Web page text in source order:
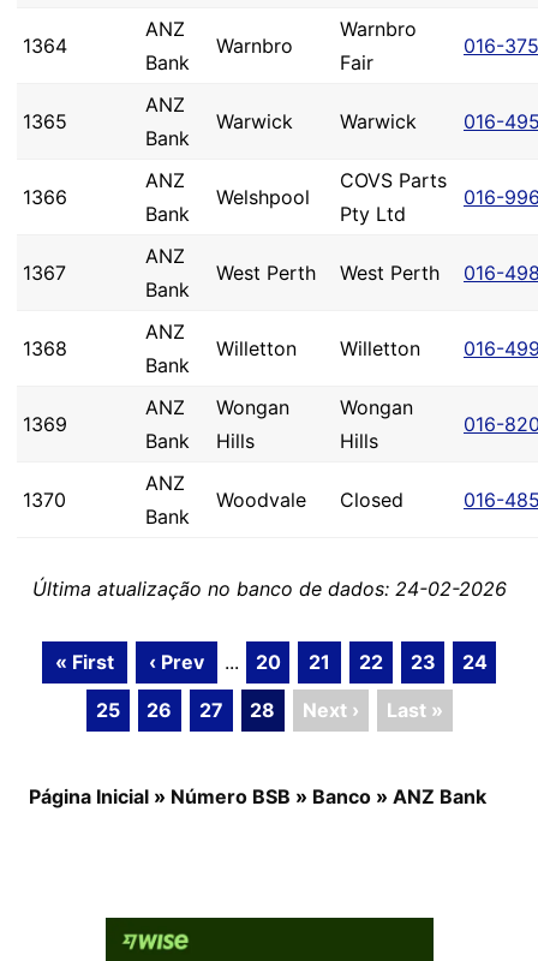
1364
ANZ
Bank
Warnbro
Warnbro
Fair
016-375
1365
ANZ
Bank
Warwick Warwick 016-
1366
ANZ
Bank
Welshpool
COVS Parts
Pty Ltd
016-
1367
ANZ
Bank
West Perth West Perth 016-
1368
ANZ
Bank
Willetton Willetton 016-
1369
ANZ
Bank
Wongan
Hills
Wongan
Hills
016-
1370
ANZ
Bank
Woodvale Closed 016-
Última atualização no banco de dados: 24-02-2026
« First ‹ Prev ... 20 21 22 23
24
25
26 27 28 Next › Last »
Página Inicial » Número BSB » Banco » ANZ Bank